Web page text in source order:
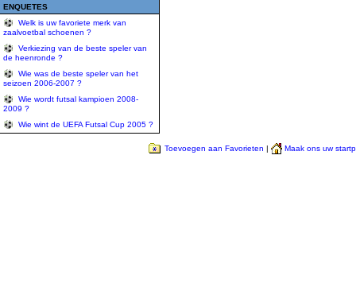
ENQUETES
Welk is uw favoriete merk van
zaalvoetbal schoenen ?
Verkiezing van de beste speler van
de heenronde ?
Wie was de beste speler van het
seizoen 2006-2007 ?
Wie wordt futsal kampioen 2008-
2009 ?
Wie wint de UEFA Futsal Cup 2005 ?
Toevoegen aan Favorieten | Maak ons uw